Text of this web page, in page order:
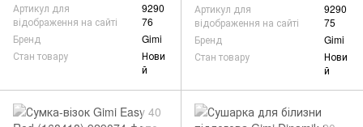
Артикул для
відображення на сайті
9290
76
Бренд
Gimi
Стан товару
Нови
й
Артикул для
відображення на сайті
9290
75
Бренд
Gimi
Стан товару
Нови
й